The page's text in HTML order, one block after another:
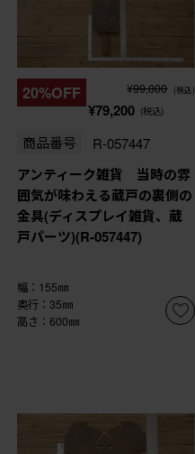
20%OFF ¥99,000 (税込)
¥79,200 (税込)
商品番号 R-057447
アンティーク雑貨 当時の雰
囲気が味わえる蔵戸の裏側の
金具(ディスプレイ雑貨、蔵
戸パーツ)(R-057447)
幅：155㎜
奥行：35㎜
高さ：600㎜